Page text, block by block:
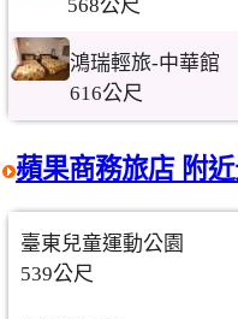
568公尺
鴻瑞輕旅-中華館
616公尺
蘋果商務旅店 附
臺東兒童運動公園
539公尺